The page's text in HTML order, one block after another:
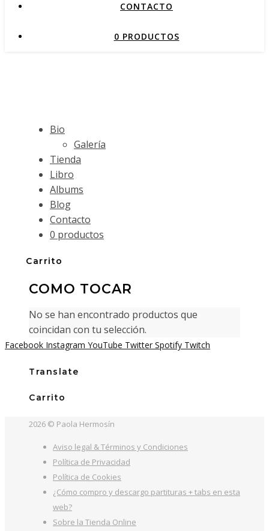
CONTACTO
0 PRODUCTOS
Bio
Galería
Tienda
Libro
Albums
Blog
Contacto
0 productos
Carrito
COMO TOCAR
No se han encontrado productos que
coincidan con tu selección.
Facebook Instagram YouTube Twitter Spotify Twitch
Translate
Carrito
2026 © Paola Hermosín
Aviso legal & Términos y Condiciones
Política de Privacidad
Política de Cookies
¿Cómo compro y descargo partituras + tabs en esta
web?
Sobre la Tienda Online